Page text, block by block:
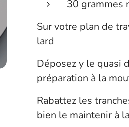
30 grammes
Sur votre plan de
lard
Déposez y le quasi
préparation à la
Rabattez les
bien le maintenir à